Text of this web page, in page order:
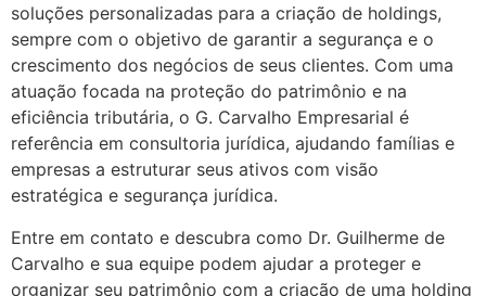
soluções personalizadas para a criação de holdings,
sempre com o objetivo de garantir a segurança e o
crescimento dos negócios de seus clientes. Com uma
atuação focada na proteção do patrimônio e na
eficiência tributária, o G. Carvalho Empresarial é
referência em consultoria jurídica, ajudando famílias e
empresas a estruturar seus ativos com visão
estratégica e segurança jurídica.
Entre em contato e descubra como Dr. Guilherme de
Carvalho e sua equipe podem ajudar a proteger e
organizar seu patrimônio com a criação de uma holding